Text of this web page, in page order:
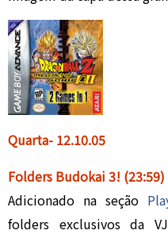
Quarta- 12.10.05
Folders Budokai 3! (23:59)
Adicionado na seção
folders exclusivos da